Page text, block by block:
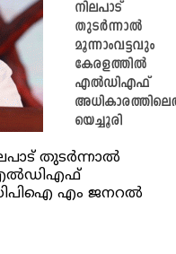
നിലപാട്‌
തുടർന്നാൽ
മൂന്നാംവട്ടവും
കേരളത്തിൽ
എൽഡിഎഫ്‌
യെച്ചൂരി
തുടർന്നാൽ
എൽഡിഎഫ്‌
എം ജനറൽ